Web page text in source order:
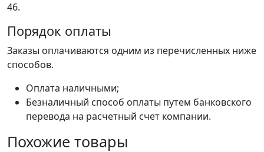
46.
Порядок оплаты
Заказы оплачиваются одним из перечисленных ниже
способов.
Оплата наличными;
Безналичный способ оплаты путем банковского
перевода на расчетный счет компании.
Похожие товары